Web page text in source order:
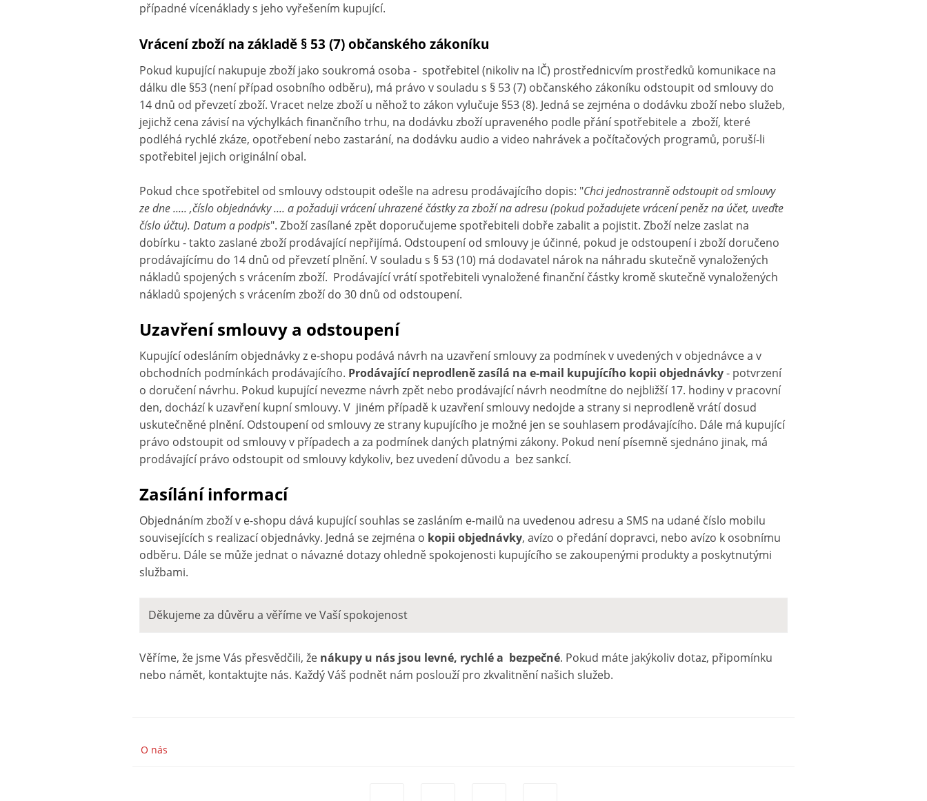
případné vícenáklady s jeho vyřešením kupující.
Vrácení zboží na základě § 53 (7) občanského zákoníku
Pokud kupující nakupuje zboží jako soukromá osoba - spotřebitel (nikoliv na IČ) prostřednicvím prostředků komunikace na
dálku dle §53 (není případ osobního odběru), má právo v souladu s § 53 (7) občanského zákoníku odstoupit od smlouvy do
14 dnů od převzetí zboží. Vracet nelze zboží u něhož to zákon vylučuje §53 (8). Jedná se zejména o dodávku zboží nebo služeb,
jejichž cena závisí na výchylkách finančního trhu, na dodávku zboží upraveného podle přání spotřebitele a zboží, které
podléhá rychlé zkáze, opotřebení nebo zastarání, na dodávku audio a video nahrávek a počítačových programů, poruší-li
spotřebitel jejich originální obal.
Pokud chce spotřebitel od smlouvy odstoupit odešle na adresu prodávajícího dopis: "Chci jednostranně odstoupit od smlouvy
ze dne ..... ,číslo objednávky .... a požaduji vrácení uhrazené částky za zboží na adresu (pokud požadujete vrácení peněz na účet, uveďte
číslo účtu). Datum a podpis". Zboží zasílané zpět doporučujeme spotřebiteli dobře zabalit a pojistit. Zboží nelze zaslat na
dobírku - takto zaslané zboží prodávající nepřijímá. Odstoupení od smlouvy je účinné, pokud je odstoupení i zboží doručeno
prodávajícímu do 14 dnů od převzetí plnění. V souladu s § 53 (10) má dodavatel nárok na náhradu skutečně vynaložených
nákladů spojených s vrácením zboží. Prodávající vrátí spotřebiteli vynaložené finanční částky kromě skutečně vynaložených
nákladů spojených s vrácením zboží do 30 dnů od odstoupení.
Uzavření smlouvy a odstoupení
Kupující odesláním objednávky z e-shopu podává návrh na uzavření smlouvy za podmínek v uvedených v objednávce a v
obchodních podmínkách prodávajícího. Prodávající neprodleně zasílá na e-mail kupujícího kopii objednávky- potvrzení
o doručení návrhu. Pokud kupující nevezme návrh zpět nebo prodávající návrh neodmítne do nejbližší 17. hodiny v pracovní
den, dochází k uzavření kupní smlouvy. V jiném případě k uzavření smlouvy nedojde a strany si neprodleně vrátí dosud
uskutečněné plnění. Odstoupení od smlouvy ze strany kupujícího je možné jen se souhlasem prodávajícího. Dále má kupující
právo odstoupit od smlouvy v případech a za podmínek daných platnými zákony. Pokud není písemně sjednáno jinak, má
prodávající právo odstoupit od smlouvy kdykoliv, bez uvedení důvodu a bez sankcí.
Zasílání informací
Objednáním zboží v e-shopu dává kupující souhlas se zasláním e-mailů na uvedenou adresu a SMS na udané číslo mobilu
souvisejících s realizací objednávky. Jedná se zejména o kopii objednávky, avízo o předání dopravci, nebo avízo k osobnímu
odběru. Dále se může jednat o návazné dotazy ohledně spokojenosti kupujícího se zakoupenými produkty a poskytnutými
službami.
Děkujeme za důvěru a věříme ve Vaší spokojenost
Věříme, že jsme Vás přesvědčili, že nákupy u nás jsou levné, rychlé a bezpečné. Pokud máte jakýkoliv dotaz, připomínku
nebo námět, kontaktujte nás. Každý Váš podnět nám poslouží pro zkvalitnění našich služeb.
O nás